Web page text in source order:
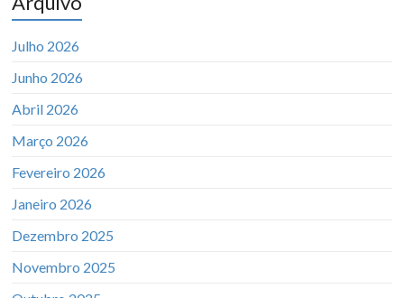
Julho 2026
Junho 2026
Abril 2026
Março 2026
Fevereiro 2026
Janeiro 2026
Dezembro 2025
Novembro 2025